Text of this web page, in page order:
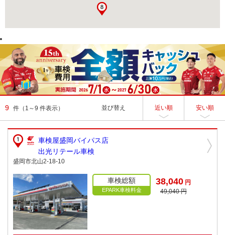
9 件 （1～9 件表示） 並び替え 近い順 安い順
車検屋盛岡バイパス店
出光リテール車検
盛岡市北山2-18-10
車検総額
EPARK車検料金
38,040 円
49,040 円